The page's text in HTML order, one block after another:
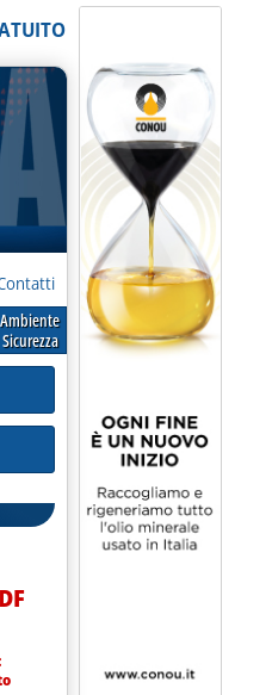
Ambiente
Sicurezza